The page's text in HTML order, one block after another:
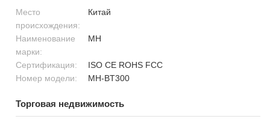
Место
происхождения:
Китай
Наименование
марки:
MH
Сертификация:
ISO CE ROHS FCC
Номер модели:
MH-BT300
Торговая недвижимость